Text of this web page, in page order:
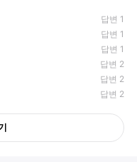
답변 1
답변 1
답변 1
답변 2
답변 2
답변 2